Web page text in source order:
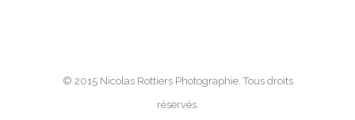
© 2015 Nicolas Rottiers Photographie. Tous droits
réservés.